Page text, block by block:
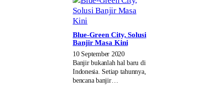
Blue-Green City, Solusi
Banjir Masa Kini
10 September 2020
Banjir bukanlah hal baru di
Indonesia. Setiap tahunnya,
bencana banjir…